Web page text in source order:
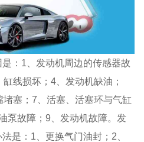
：1、发动机周边的传感器故
线损坏；4、发动机缺油；
塞；7、活塞、活塞环与气缸
泵故障；9、发动机故障。发
是：1、更换气门油封；2、